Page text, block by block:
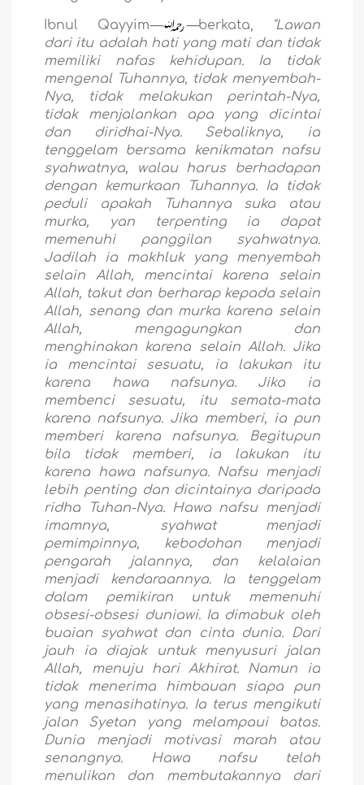
Ibnul Qayyim— —berkata,
"Lawan
dari itu adalah hati yang mati dan tidak
memiliki nafas kehidupan. Ia tidak
mengenal Tuhannya, tidak menyembah-
Nya, tidak melakukan perintah-Nya,
tidak menjalankan apa yang dicintai
dan diridhai-Nya. Sebaliknya, ia
tenggelam bersama kenikmatan nafsu
syahwatnya, walau harus berhadapan
dengan kemurkaan Tuhannya. Ia tidak
peduli apakah Tuhannya suka atau
murka, yan terpenting ia dapat
memenuhi panggilan syahwatnya.
Jadilah ia makhluk yang menyembah
selain Allah, mencintai karena selain
Allah, takut dan berharap kepada selain
Allah, senang dan murka karena selain
Allah, mengagungkan dan
menghinakan karena selain Allah. Jika
ia mencintai sesuatu, ia lakukan itu
karena hawa nafsunya. Jika ia
membenci sesuatu, itu semata-mata
karena nafsunya. Jika memberi, ia pun
memberi karena nafsunya. Begitupun
bila tidak memberi, ia lakukan itu
karena hawa nafsunya. Nafsu menjadi
lebih penting dan dicintainya daripada
ridha Tuhan-Nya. Hawa nafsu menjadi
imamnya, syahwat menjadi
pemimpinnya, kebodohan menjadi
pengarah jalannya, dan kelalaian
menjadi kendaraannya. Ia tenggelam
dalam pemikiran untuk memenuhi
obsesi-obsesi duniawi. Ia dimabuk oleh
buaian syahwat dan cinta dunia. Dari
jauh ia diajak untuk menyusuri jalan
Allah, menuju hari Akhirat. Namun ia
tidak menerima himbauan siapa pun
yang menasihatinya. Ia terus mengikuti
jalan Syetan yang melampaui batas.
Dunia menjadi motivasi marah atau
senangnya. Hawa nafsu telah
menulikan dan membutakannya dari